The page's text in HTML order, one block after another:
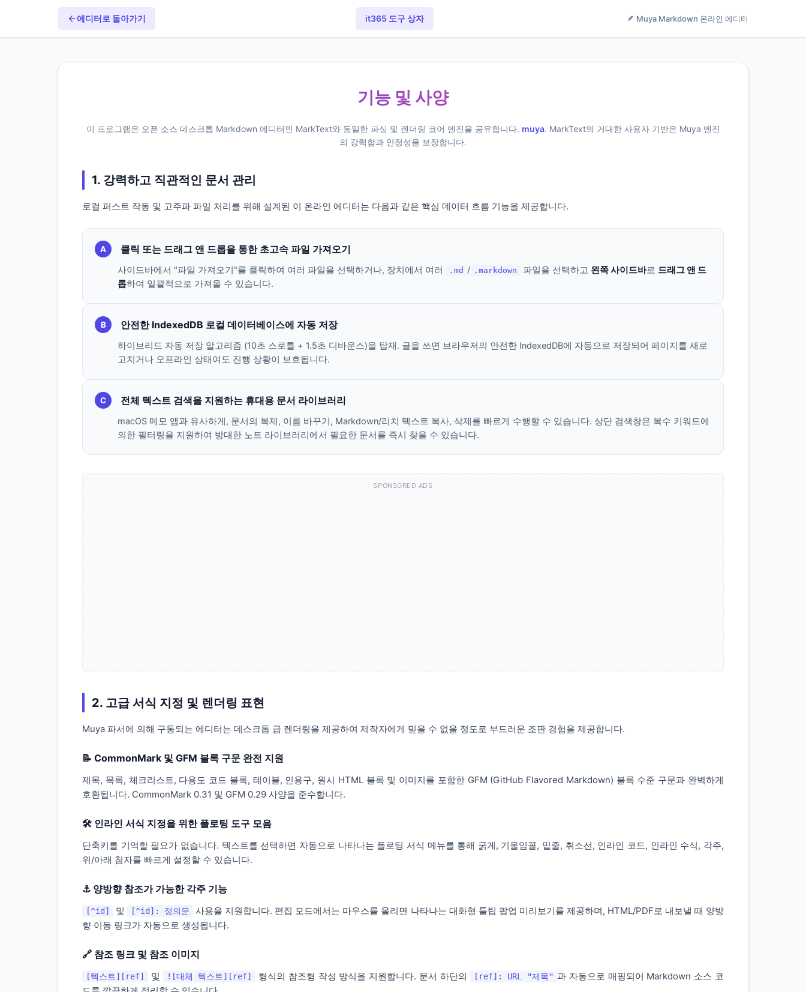
에디터로 돌아가기 it365 도구 상자 🪶 Muya Markdown 온라인 에디터
기능 및 사양
이 프로그램은 오픈 소스 데스크톱 Markdown 에디터인 MarkText와 동일한 파싱 및 렌더링 코어 엔진을 공유합니다. muya. MarkText의 거대한 사용자 기반은 Muya 엔진
의 강력함과 안정성을 보장합니다.
1. 강력하고 직관적인 문서 관리
로컬 퍼스트 작동 및 고주파 파일 처리를 위해 설계된 이 온라인 에디터는 다음과 같은 핵심 데이터 흐름 기능을 제공합니다.
A 클릭 또는 드래그 앤 드롭을 통한 초고속 파일 가져오기
사이드바에서 "파일 가져오기"를 클릭하여 여러 파일을 선택하거나, 장치에서 여러 .md / .markdown 파일을 선택하고 왼쪽 사이드바로 드래그 앤 드
롭하여 일괄적으로 가져올 수 있습니다.
B 안전한 IndexedDB 로컬 데이터베이스에 자동 저장
하이브리드 자동 저장 알고리즘 (10초 스로틀 + 1.5초 디바운스)을 탑재. 글을 쓰면 브라우저의 안전한 IndexedDB에 자동으로 저장되어 페이지를 새로
고치거나 오프라인 상태여도 진행 상황이 보호됩니다.
C 전체 텍스트 검색을 지원하는 휴대용 문서 라이브러리
macOS 메모 앱과 유사하게, 문서의 복제, 이름 바꾸기, Markdown/리치 텍스트 복사, 삭제를 빠르게 수행할 수 있습니다. 상단 검색창은 복수 키워드에
의한 필터링을 지원하여 방대한 노트 라이브러리에서 필요한 문서를 즉시 찾을 수 있습니다.
SPONSORED ADS
2. 고급 서식 지정 및 렌더링 표현
Muya 파서에 의해 구동되는 에디터는 데스크톱 급 렌더링을 제공하여 제작자에게 믿을 수 없을 정도로 부드러운 조판 경험을 제공합니다.
📝 CommonMark 및 GFM 블록 구문 완전 지원
제목, 목록, 체크리스트, 다용도 코드 블록, 테이블, 인용구, 원시 HTML 블록 및 이미지를 포함한 GFM (GitHub Flavored Markdown) 블록 수준 구문과 완벽하게
호환됩니다. CommonMark 0.31 및 GFM 0.29 사양을 준수합니다.
🛠️ 인라인 서식 지정을 위한 플로팅 도구 모음
단축키를 기억할 필요가 없습니다. 텍스트를 선택하면 자동으로 나타나는 플로팅 서식 메뉴를 통해 굵게, 기울임꼴, 밑줄, 취소선, 인라인 코드, 인라인 수식, 각주,
위/아래 첨자를 빠르게 설정할 수 있습니다.
⚓ 양방향 참조가 가능한 각주 기능
[^id] 및 [^id]: 정의문
사용을 지원합니다. 편집 모드에서는 마우스를 올리면 나타나는 대화형 툴팁 팝업 미리보기를 제공하며, HTML/PDF로 내보낼 때 양방
향 이동 링크가 자동으로 생성됩니다.
🔗 참조 링크 및 참조 이미지
[텍스트][ref] 및 ![대체 텍스트][ref] 형식의 참조형 작성 방식을 지원합니다. 문서 하단의 [ref]: URL "제목" 과 자동으로 매핑되어 Markdown 소스 코